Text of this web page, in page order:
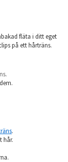
fläta i ditt eget
på ett hårträns.
.
.
hår.